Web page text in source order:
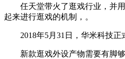
任天堂带火了逛戏行业，并用
起来进行逛戏的机制，。
2018年5月31日，华米科技正
新款逛戏外设产物需要有脚够